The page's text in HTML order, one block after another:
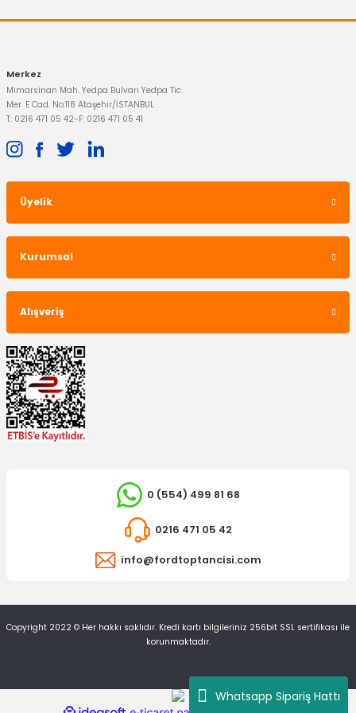
Whatsapp Sipariş Hattı
OTOSAN
3. Stop Lambası Connect
Çamurluk Sinyal Lambası Transit V184 Jumbo Işıksız
270,07 TL
Merkez
Mimarsinan Mah. Yedpa Bulvarı Yedpa Tic.
Mer. E Cad. No:118 Ataşehir/İSTANBUL
T: 0216 471 05 42-F: 0216 471 05 41
Üyelik
Kurumsal
Alışveriş
0 (554) 499 81 68
0216 471 05 42
info@fordtoptancisi.com
Copyright 2022 © Her hakkı saklıdır. Kredi kartı bilgileriniz 256bit SSL sertifikası ile
korunmaktadır.